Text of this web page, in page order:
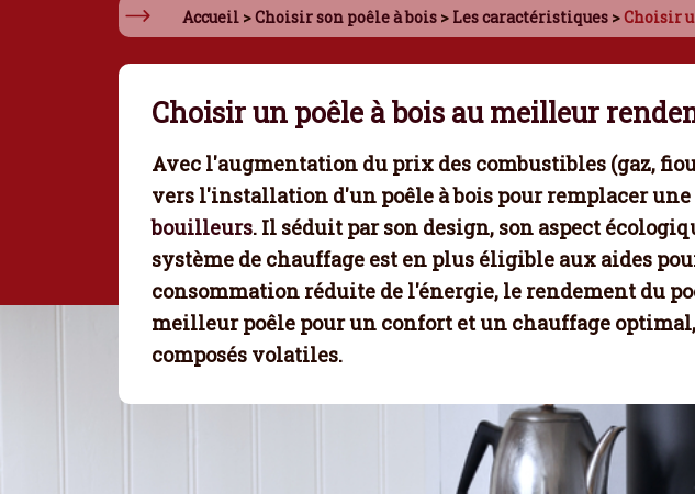
Accueil >Choisir son poêle à bois > Les caractéristiques >Choisir
Choisir un poêle à bois au meilleur
Avec l'augmentation du prix des combustibles (gaz,
vers l'installation d'un poêle à bois pour remplacer
bouilleurs. Il séduit par son design, son aspect
système de chauffage est en plus éligible aux aides
consommation réduite de l'énergie, le rendement du
meilleur poêle pour un confort et un chauffage
composés volatiles.